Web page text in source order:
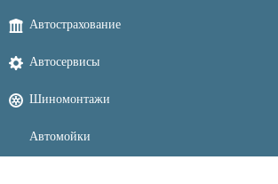
Автострахование
Автосервисы
Шиномонтажи
Автомойки